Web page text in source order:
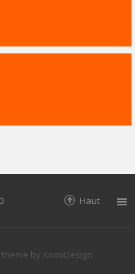
Haut
by KomiDesign